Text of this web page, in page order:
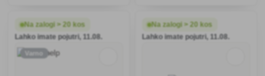
Na zalogi > 20 kos
Lahko imate pojutri, 11.08.
Varno
Na zalogi > 20 kos
Lahko imate pojutri, 11.08.